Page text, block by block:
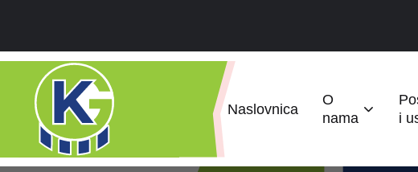
Naslovnica
O
nama
i